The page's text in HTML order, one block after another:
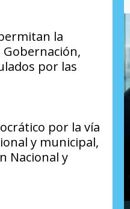
la
Gobernación,
por las
por la vía
y municipal,
Nacional y